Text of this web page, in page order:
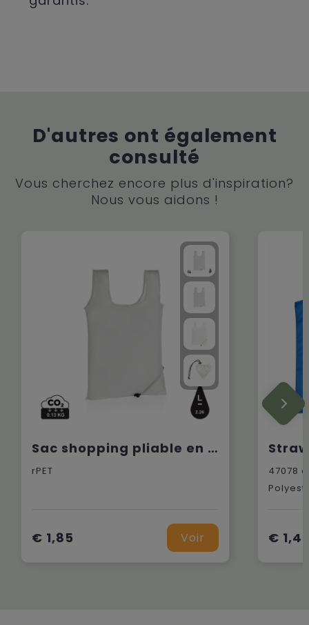
D'autres ont également
consulté
Vous cherchez encore plus d'inspiration?
Nous vous aidons !
Sac shopping pliable en rPET 190T Impact AWARE™
rPET
€ 1,85 Voir
47078
€